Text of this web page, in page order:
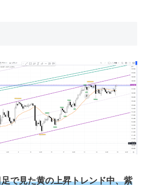
で見た黄の上昇トレンド中、紫